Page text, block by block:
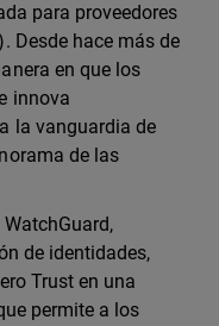
para proveedores
Desde hace más de
en que los
innova
la vanguardia de
de las
de identidades,
Trust en una
permite a los